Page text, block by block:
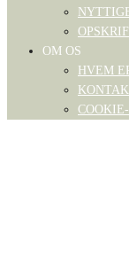
OM OS
HVEM